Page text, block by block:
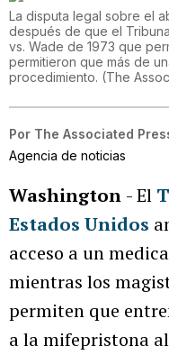
La disputa legal sobre el
después de que el
vs. Wade de 1973 que
permitieron que más de
procedimiento. (The
Por The Associated
Agencia de noticias
Washington - El
Estados Unidos
acceso a un
mientras los
permiten que
a la mifepristona